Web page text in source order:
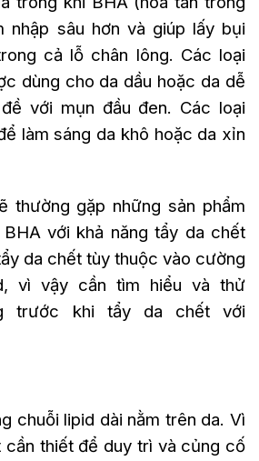
nhập sâu hơn và giúp lấy bụi
cả lỗ chân lông. Các loại
dùng cho da dầu hoặc da dễ
với mụn đầu đen. Các loại
làm sáng da khô hoặc da xỉn
thường gặp những sản phẩm
với khả năng tẩy da chết
da chết tùy thuộc vào cường
vì vậy cần tìm hiểu và thử
trước khi tẩy da chết với
chuỗi lipid dài nằm trên da. Vì
cần thiết để duy trì và củng cố